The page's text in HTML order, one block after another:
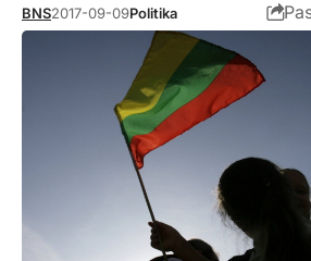
BNS2017-09-09Politika